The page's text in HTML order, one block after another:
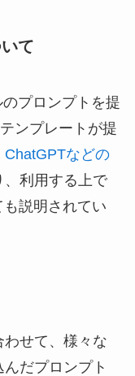
て
のプロンプトを提
ンプレートが提
ChatGPTなどの
、利用する上で
説明されてい
せて、様々な
だプロンプト